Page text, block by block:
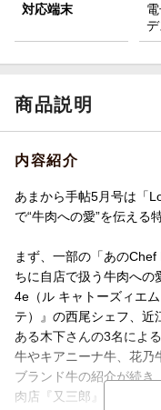
対応端末
商品説明
内容紹介
あまから手帖5月号は「
で“牛肉への愛”を伝える
まず、一部の「あの
ちに自店で扱う牛肉への
4e（ル キャトーズィエ
テ）』の西尾シェフ、近
ある木下さんの3名によ
牛やキアニーナ牛、花乃
ブランド牛の紹介が続き
肉店『又三郎』の荒井さ